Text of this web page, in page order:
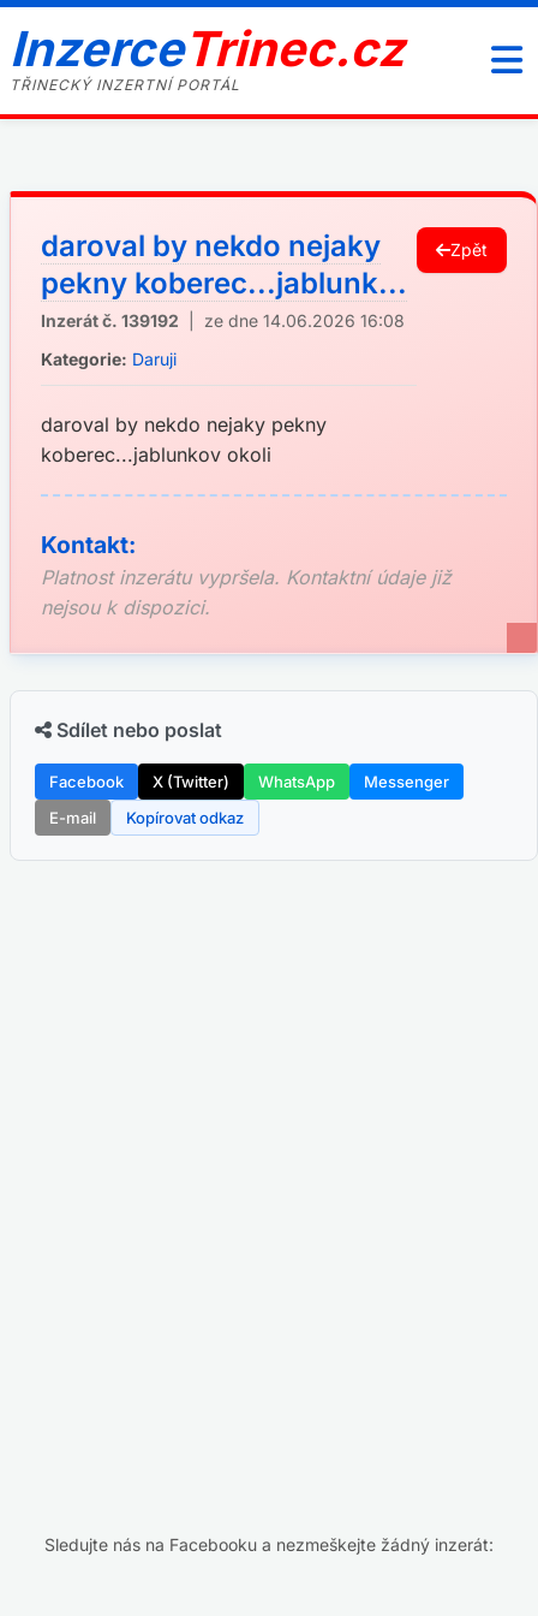
InzerceTrinec.cz
TŘINECKÝ INZERTNÍ PORTÁL
daroval by nekdo nejaky
pekny koberec...jablunk...
Inzerát č. 139192 | ze dne 14.06.2026 16:08
Kategorie: Daruji
Zpět
daroval by nekdo nejaky pekny
koberec...jablunkov okoli
Kontakt:
Platnost inzerátu vypršela. Kontaktní údaje již
nejsou k dispozici.
Sdílet nebo poslat
Facebook X (Twitter) WhatsApp
Messenger
E-mail
Kopírovat odkaz
Sledujte nás na Facebooku a nezmeškejte žádný inzerát: